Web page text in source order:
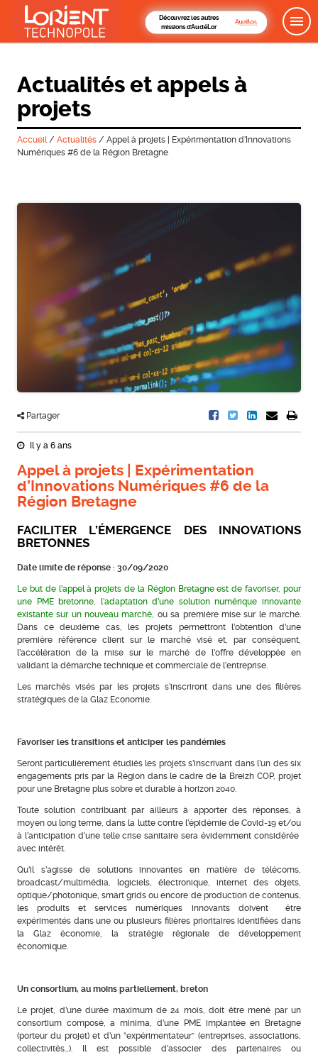
Découvrez les autres
missions d'AudéLor
Actualités et appels à
projets
Accueil/ Actualités/ Appel à projets | Expérimentation d’Innovations
Numériques #6 de la Région Bretagne
Partager
Il y a 6 ans
Appel à projets | Expérimentation
d’Innovations Numériques #6 de la
Région Bretagne
FACILITER L’ÉMERGENCE DES INNOVATIONS
BRETONNES
Date limite de réponse : 30/09/2020
Le but de l’appel à projets de la Région Bretagne est de favoriser, pour
une PME bretonne, l’adaptation d’une solution numérique innovante
existante sur un nouveau marché, ou sa première mise sur le marché.
Dans ce deuxième cas, les projets permettront l’obtention d’une
première référence client sur le marché visé et, par conséquent,
l’accélération de la mise sur le marché de l’offre développée en
validant la démarche technique et commerciale de l’entreprise.
Les marchés visés par les projets s’inscriront dans une des filières
stratégiques de la Glaz Economie.
Favoriser les transitions et anticiper les pandémies
Seront particulièrement étudiés les projets s’inscrivant dans l’un des six
engagements pris par la Région dans le cadre de la Breizh COP, projet
pour une Bretagne plus sobre et durable à horizon 2040.
Toute solution contribuant par ailleurs à apporter des réponses, à
moyen ou long terme, dans la lutte contre l’épidémie de Covid-19 et/ou
à l’anticipation d’une telle crise sanitaire sera évidemment considérée
avec intérêt.
Qu’il s’agisse de solutions innovantes en matière de télécoms,
broadcast/multimédia, logiciels, électronique, internet des objets,
optique/photonique, smart grids ou encore de production de contenus,
les produits et services numériques innovants doivent être
expérimentés dans une ou plusieurs filières prioritaires identifiées dans
la Glaz économie, la stratégie régionale de développement
économique.
Un consortium, au moins partiellement, breton
Le projet, d’une durée maximum de 24 mois, doit être mené par un
consortium composé, a minima, d’une PME implantée en Bretagne
(porteur du projet) et d’un “expérimentateur” (entreprises, associations,
collectivités…). Il est possible d’associer des partenaires ou